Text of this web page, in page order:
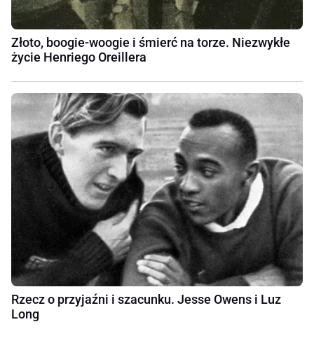
Złoto, boogie-woogie i śmierć na torze. Niezwykłe
życie Henriego Oreillera
Rzecz o przyjaźni i szacunku. Jesse Owens i Luz
Long